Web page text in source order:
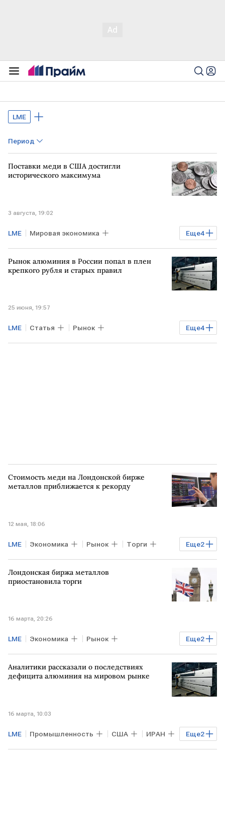
LME
Период
Поставки меди в США достигли
исторического максимума
3 августа, 19:02
Еще4
LME Мировая экономика
Промышленность США IHS Markit
Comex
Рынок алюминия в России попал в плен
крепкого рубля и старых правил
25 июня, 19:57
Еще4
LME Статья Рынок
Промышленность
Стоимость меди на Лондонской бирже
металлов приближается к рекорду
12 мая, 18:06
Еще2
LME Экономика Рынок Торги
Comex Лондонская биржа
Лондонская биржа металлов
приостановила торги
16 марта, 20:26
Еще2
LME Экономика Рынок
БЛИЖНИЙ ВОСТОК Лондонская биржа
Аналитики рассказали о последствиях
дефицита алюминия на мировом рынке
16 марта, 10:03
Еще2
LME Промышленность США ИРАН
БЛИЖНИЙ ВОСТОК